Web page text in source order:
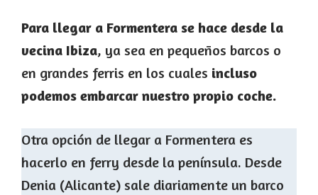
Para llegar a Formentera se hace desde la
vecina Ibiza, ya sea en pequeños barcos o
en grandes ferris en los cuales incluso
podemos embarcar nuestro propio coche.
Otra opción de llegar a Formentera es
hacerlo en ferry desde la península. Desde
Denia (Alicante) sale diariamente un barco